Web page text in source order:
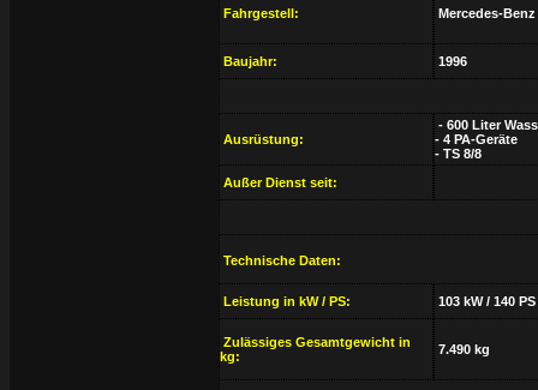
Fahrgestell: Mercedes-Benz
Baujahr: 1996
Ausrüstung:
- 600 Liter
- 4 PA-Geräte
- TS 8/8
Außer Dienst seit:
Technische Daten:
Leistung in kW / PS: 103 kW / 140 PS
Zulässiges Gesamtgewicht in
kg:
7.490 kg